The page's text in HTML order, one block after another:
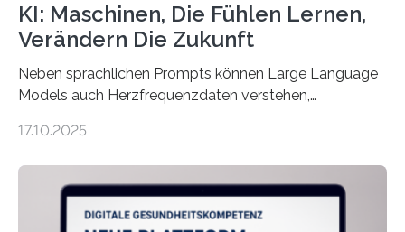
KI: Maschinen, Die Fühlen Lernen,
Verändern Die Zukunft
Neben sprachlichen Prompts können Large Language
Models auch Herzfrequenzdaten verstehen,
haben Dr. Morris Gellisch, ehemals an der Ruhr-
und Boris Burr von der Ruhr-Universität Bochum in
dafür eine technische Schnittstelle, über die
17.10.2025